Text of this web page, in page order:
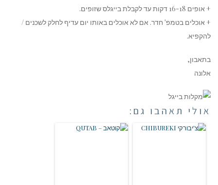
+ אופים 16-18 דקות עד לקבלת בייגלס שזופים.
+ אוכלים בטמפ' חדר. אם לא אוכלים באותו יום עדיף לחלק לשכנים /
להקפיא.
בתאבון,
אלונה
אולי תאהבו גם: